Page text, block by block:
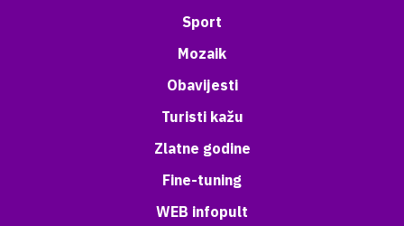
Sport
Mozaik
Obavijesti
Turisti kažu
Zlatne godine
Fine-tuning
WEB infopult